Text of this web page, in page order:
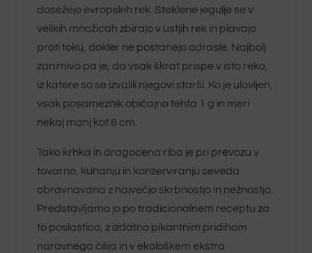
dosežejo evropskih rek. Steklene jegulje se v
velikih množicah zbirajo v ustjih rek in plavajo
proti toku, dokler ne postanejo odrasle. Najbolj
zanimivo pa je, da vsak škrat prispe v isto reko,
iz katere so se izvalili njegovi starši. Ko je ulovljen,
vsak posameznik običajno tehta 1 g in meri
nekaj manj kot 8 cm.
Tako krhka in dragocena riba je pri prevozu v
tovarno, kuhanju in konzerviranju seveda
obravnavana z največjo skrbnostjo in nežnostjo.
Predstavljamo jo po tradicionalnem receptu za
to poslastico, z izdatno pikantnim pridihom
naravnega čilija in v ekološkem ekstra